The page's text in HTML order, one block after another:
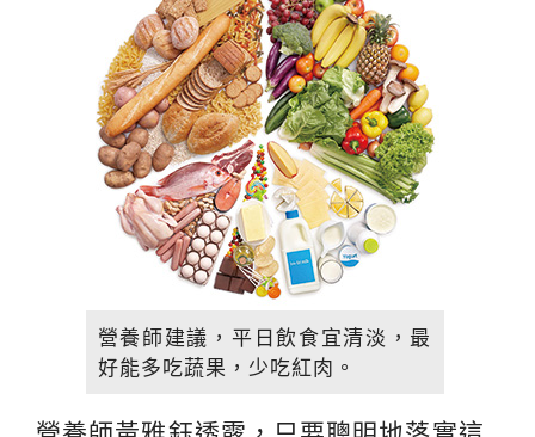
營養師建議，平日飲食宜清淡，最
好能多吃蔬果，少吃紅肉。